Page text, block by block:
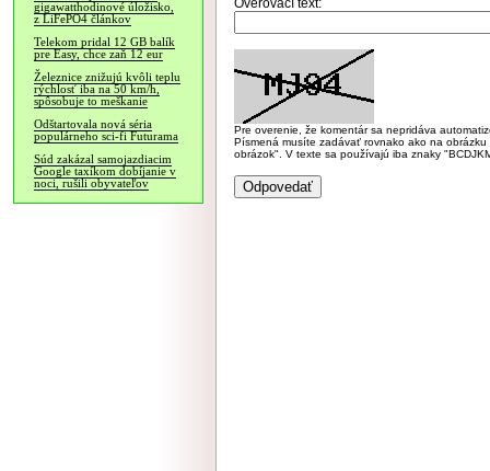
gigawatthodinové úložisko,
z LiFePO4 článkov
Telekom pridal 12 GB balík
pre Easy, chce zaň 12 eur
Železnice znižujú kvôli teplu
rýchlosť iba na 50 km/h,
spôsobuje to meškanie
Odštartovala nová séria
populárneho sci-fi Futurama
Súd zakázal samojazdiacim
Google taxíkom dobíjanie v
noci, rušili obyvateľov
Overovací text:
Pre overenie, že komentár sa nepridáva
Písmená musíte zadávať rovnako ako na
obrázok". V texte sa používajú iba znaky